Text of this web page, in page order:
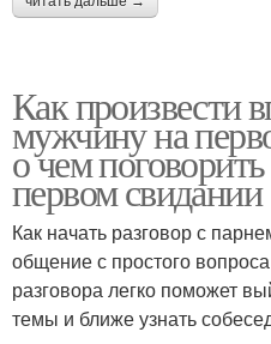
Как произвести
мужчину на
о чем
первом свидании
Как начать разговор с
общение с простого
разговора легко поможет
темы и ближе узнать